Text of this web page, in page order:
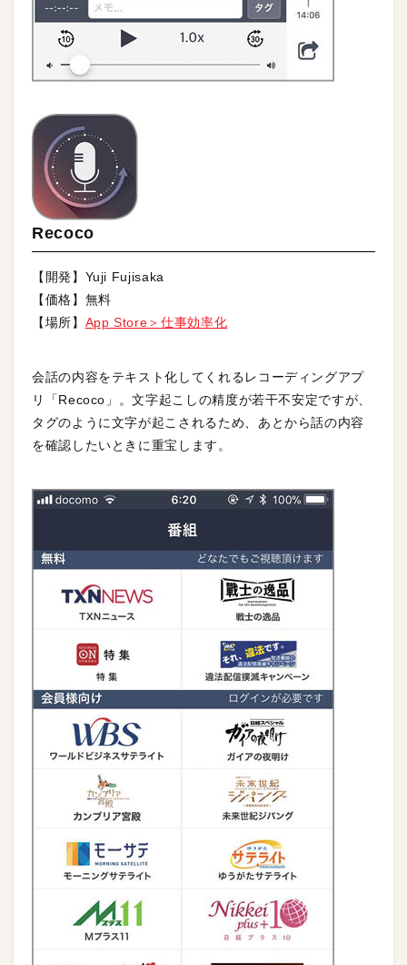
Recoco
【開発】Yuji Fujisaka
【価格】無料
【場所】 App Store＞仕事効率化
会話の内容をテキスト化してくれるレコーディングアプ
リ「Recoco」。文字起こしの精度が若干不安定ですが、
タグのように文字が起こされるため、あとから話の内容
を確認したいときに重宝します。